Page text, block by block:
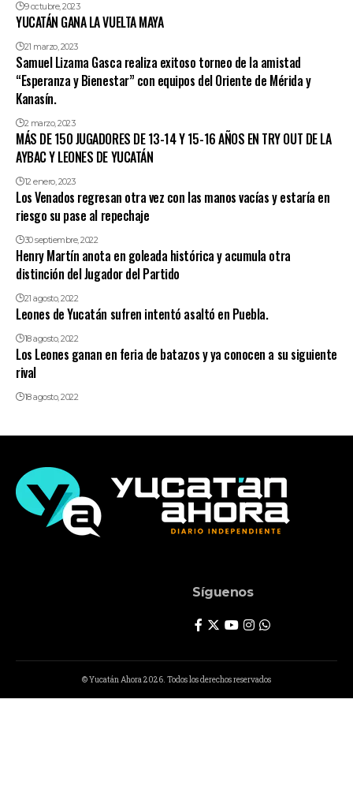
9 octubre, 2023
YUCATÁN GANA LA VUELTA MAYA
21 marzo, 2023
Samuel Lizama Gasca realiza exitoso torneo de la amistad
“Esperanza y Bienestar” con equipos del Oriente de Mérida y
Kanasín.
2 marzo, 2023
MÁS DE 150 JUGADORES DE 13-14 Y 15-16 AÑOS EN TRY OUT DE LA
AYBAC Y LEONES DE YUCATÁN
12 enero, 2023
Los Venados regresan otra vez con las manos vacías y estaría en
riesgo su pase al repechaje
30 septiembre, 2022
Henry Martín anota en goleada histórica y acumula otra
distinción del Jugador del Partido
21 agosto, 2022
Leones de Yucatán sufren intentó asaltó en Puebla.
18 agosto, 2022
Los Leones ganan en feria de batazos y ya conocen a su siguiente
rival
18 agosto, 2022
Síguenos
© Yucatán Ahora 2026. Todos los derechos reservados